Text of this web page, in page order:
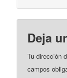
Deja
Tu dirección
campos